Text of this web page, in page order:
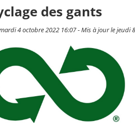
des gants
4 octobre 2022 16:07 - Mis à jour le jeudi